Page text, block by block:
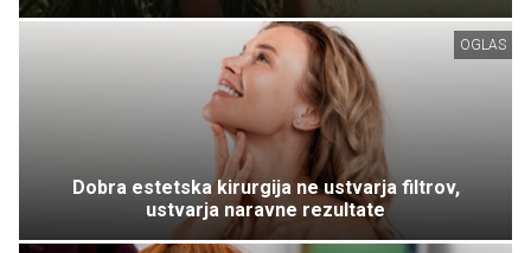
OGLAS
Dobra estetska kirurgija ne ustvarja filtrov,
ustvarja naravne rezultate